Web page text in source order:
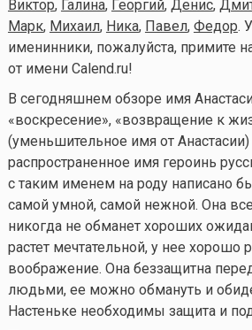
Виктор, Галина, Георгий, Денис,
Марк, Михаил, Ника, Павел, Федор.
именинники, пожалуйста, примите
от имени Calend.ru!
В сегодняшнем обзоре имя
«воскресение», «возвращение к
(уменьшительное имя от
распространенное имя героинь
с таким именем на роду написано
самой умной, самой нежной. Она
никогда не обманет хороших
растет мечтательной, у нее хорошо
воображение. Она беззащитна
людьми, ее можно обмануть и
Настеньке необходимы защита и